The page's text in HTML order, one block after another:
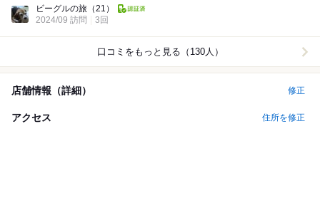
ビーグルの旅 （21）
2024/09 訪問
3回
口コミをもっと見る（130人）
店舗情報（詳細） 修正
アクセス 住所を修正